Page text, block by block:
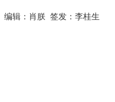
编辑：肖朕 签发：李桂生